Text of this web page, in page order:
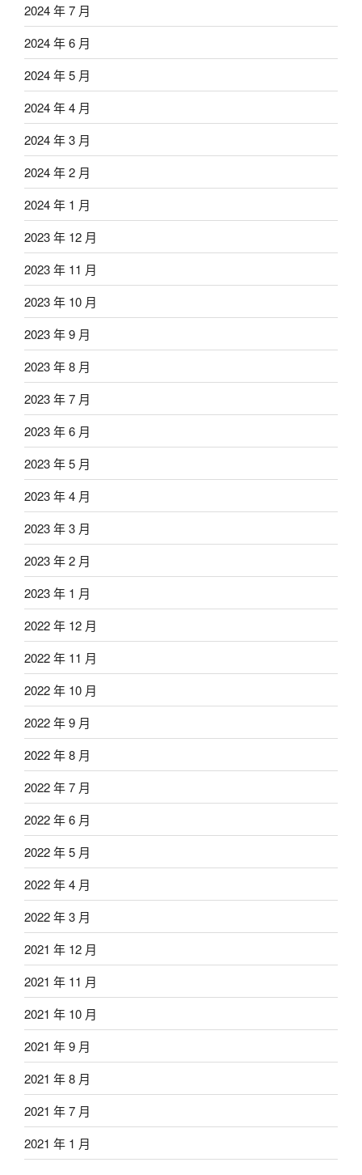
2024 年 7 月
2024 年 6 月
2024 年 5 月
2024 年 4 月
2024 年 3 月
2024 年 2 月
2024 年 1 月
2023 年 12 月
2023 年 11 月
2023 年 10 月
2023 年 9 月
2023 年 8 月
2023 年 7 月
2023 年 6 月
2023 年 5 月
2023 年 4 月
2023 年 3 月
2023 年 2 月
2023 年 1 月
2022 年 12 月
2022 年 11 月
2022 年 10 月
2022 年 9 月
2022 年 8 月
2022 年 7 月
2022 年 6 月
2022 年 5 月
2022 年 4 月
2022 年 3 月
2021 年 12 月
2021 年 11 月
2021 年 10 月
2021 年 9 月
2021 年 8 月
2021 年 7 月
2021 年 1 月